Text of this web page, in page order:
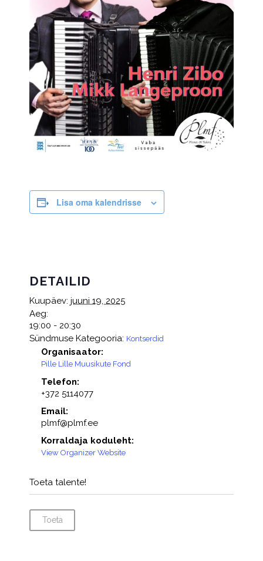
Lisa oma kalendrisse
DETAILID
Kuupäev: juuni 19, 2025
Aeg:
19:00 - 20:30
Sündmuse Kategooria: Kontserdid
Organisaator:
Pille Lille Muusikute Fond
Telefon:
+372 5114077
Email:
plmf@plmf.ee
Korraldaja koduleht:
View Organizer Website
Toeta talente!
Toeta